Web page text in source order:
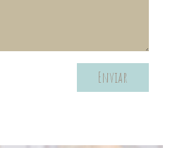
Enviar